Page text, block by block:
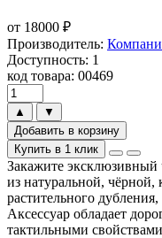
от 18000 ₽
Производитель:
Доступность: 1
код товара: 00469
▲
▼
Добавить в корзину
Купить в 1 клик
Закажите эксклюзивный
из натуральной, чёрной,
растительного
Аксессуар обладает
тактильными